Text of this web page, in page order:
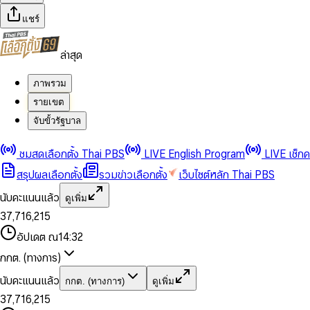
แชร์
ล่าสุด
ภาพรวม
รายเขต
จับขั้วรัฐบาล
ชมสดเลือกตั้ง Thai PBS LIVE English Program
LIVE เช็ก
สรุปผลเลือกตั้ง
รวมข่าวเลือกตั้ง
เว็บไซต์หลัก Thai PBS
นับคะแนนแล้ว
ดูเพิ่ม
0
1
2
3
4
5
6
8
9
2
3
4
5
6
7
8
9
,
0
2
4
6
7
8
9
0
1
2
3
4
5
6
7
8
1
3
5
6
7
8
9
,
1
2
4
5
7
8
9
0
1
3
4
6
7
8
0
2
3
4
5
7
8
อัปเดต ณ14:32
กกต. (ทางการ)
นับคะแนนแล้ว
กกต. (ทางการ) ดูเพิ่ม
0
1
2
3
0
1
2
4
5
6
7,
0
1
2
4
6
7
0
1
0
1
3
5
6,
1
2
0
1
0
2
3
4
5